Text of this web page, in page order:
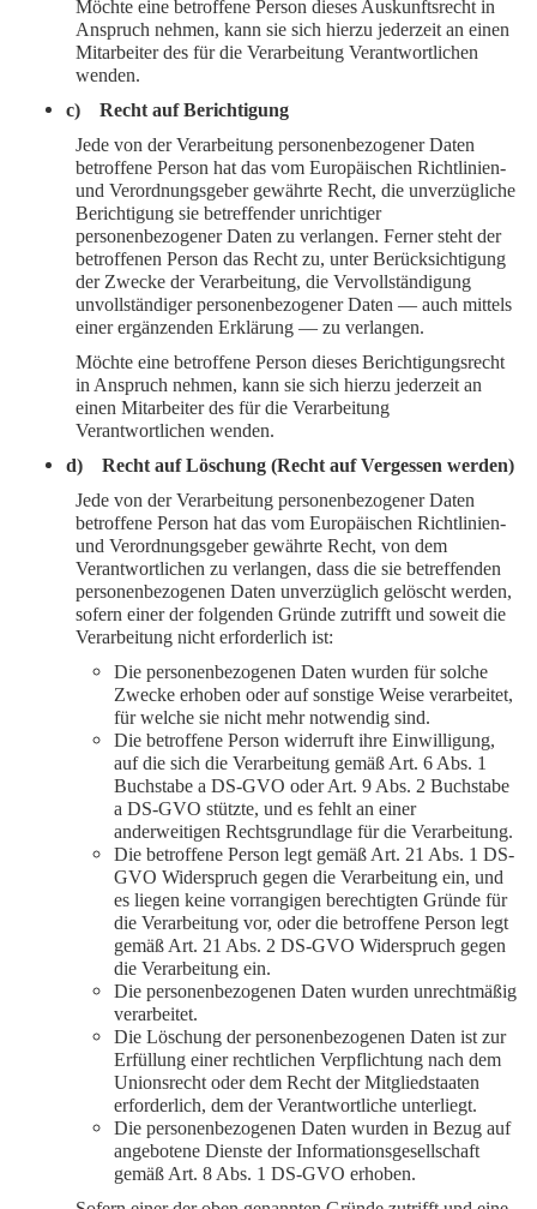
Möchte eine betroffene Person dieses Auskunftsrecht in
Anspruch nehmen, kann sie sich hierzu jederzeit an einen
Mitarbeiter des für die Verarbeitung Verantwortlichen
wenden.
c) Recht auf Berichtigung
Jede von der Verarbeitung personenbezogener Daten
betroffene Person hat das vom Europäischen Richtlinien-
und Verordnungsgeber gewährte Recht, die unverzügliche
Berichtigung sie betreffender unrichtiger
personenbezogener Daten zu verlangen. Ferner steht der
betroffenen Person das Recht zu, unter Berücksichtigung
der Zwecke der Verarbeitung, die Vervollständigung
unvollständiger personenbezogener Daten — auch mittels
einer ergänzenden Erklärung — zu verlangen.
Möchte eine betroffene Person dieses Berichtigungsrecht
in Anspruch nehmen, kann sie sich hierzu jederzeit an
einen Mitarbeiter des für die Verarbeitung
Verantwortlichen wenden.
d) Recht auf Löschung (Recht auf Vergessen werden)
Jede von der Verarbeitung personenbezogener Daten
betroffene Person hat das vom Europäischen Richtlinien-
und Verordnungsgeber gewährte Recht, von dem
Verantwortlichen zu verlangen, dass die sie betreffenden
personenbezogenen Daten unverzüglich gelöscht werden,
sofern einer der folgenden Gründe zutrifft und soweit die
Verarbeitung nicht erforderlich ist:
Die personenbezogenen Daten wurden für solche
Zwecke erhoben oder auf sonstige Weise verarbeitet,
für welche sie nicht mehr notwendig sind.
Die betroffene Person widerruft ihre Einwilligung,
auf die sich die Verarbeitung gemäß Art. 6 Abs. 1
Buchstabe a DS-GVO oder Art. 9 Abs. 2 Buchstabe
a DS-GVO stützte, und es fehlt an einer
anderweitigen Rechtsgrundlage für die Verarbeitung.
Die betroffene Person legt gemäß Art. 21 Abs. 1 DS-
GVO Widerspruch gegen die Verarbeitung ein, und
es liegen keine vorrangigen berechtigten Gründe für
die Verarbeitung vor, oder die betroffene Person legt
gemäß Art. 21 Abs. 2 DS-GVO Widerspruch gegen
die Verarbeitung ein.
Die personenbezogenen Daten wurden unrechtmäßig
verarbeitet.
Die Löschung der personenbezogenen Daten ist zur
Erfüllung einer rechtlichen Verpflichtung nach dem
Unionsrecht oder dem Recht der Mitgliedstaaten
erforderlich, dem der Verantwortliche unterliegt.
Die personenbezogenen Daten wurden in Bezug auf
angebotene Dienste der Informationsgesellschaft
gemäß Art. 8 Abs. 1 DS-GVO erhoben.